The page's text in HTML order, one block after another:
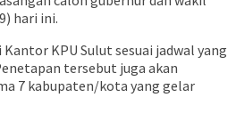
hari ini.
KPU Sulut sesuai jadwal yang
tersebut juga akan
7 kabupaten/kota yang gelar